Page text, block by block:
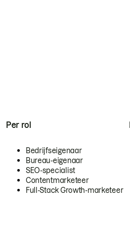
Per rol
Bedrijfseigenaar
Bureau-eigenaar
SEO-specialist
Contentmarketeer
Full-Stack Growth-marketeer